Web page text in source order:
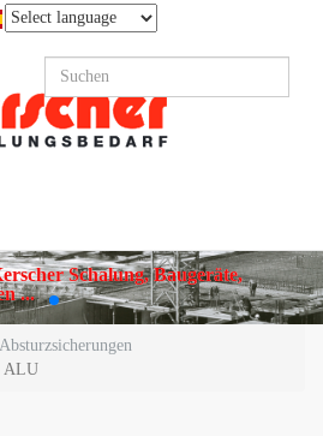
Schalung, Baugeräte,
...
Absturzsicherungen
ALU